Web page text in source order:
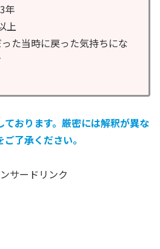
年
上
た当時に戻った気持ちにな
おります。厳密には解釈が異な
了承ください。
サードリンク